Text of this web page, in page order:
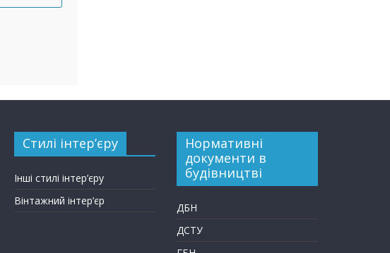
Стилі інтер’єру
Інші стилі інтер’єру
Вінтажний інтер’єр
Нормативні
документи в
будівництві
ДБН
ДСТУ